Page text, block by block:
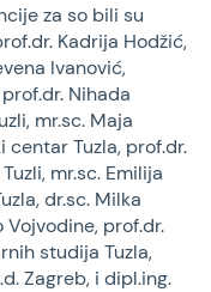
za so bili su
Kadrija Hodžić,
Ivanović,
Nihada
mr.sc. Maja
Tuzla, prof.dr.
mr.sc. Emilija
dr.sc. Milka
prof.dr.
studija Tuzla,
Zagreb, i dipl.ing.